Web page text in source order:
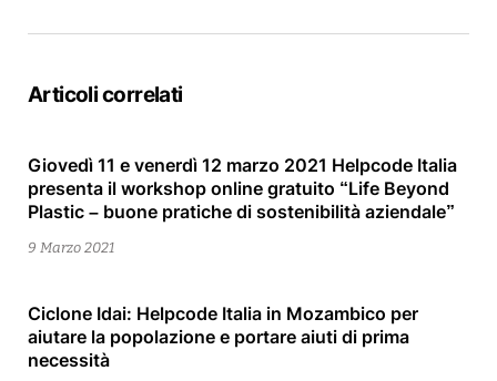
Articoli correlati
Giovedì 11 e venerdì 12 marzo 2021 Helpcode Italia
presenta il workshop online gratuito “Life Beyond
Plastic – buone pratiche di sostenibilità aziendale”
9 Marzo 2021
9
Marzo
2021
Ciclone Idai: Helpcode Italia in Mozambico per
aiutare la popolazione e portare aiuti di prima
necessità
27
Marzo
2019